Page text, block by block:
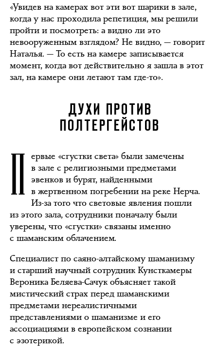
«Увидев на камерах вот эти вот шарики в зале,
когда у нас проходила репетиция, мы решили
пройти и посмотреть: а видно ли это
невооруженным взглядом? Не видно, — говорит
Наталья. — То есть на камере записывается
момент, когда вот действительно я зашла в этот
зал, на камере они летают там где-то».
ДУХИ ПРОТИВ
ПОЛТЕРГЕЙСТОВ
П ервые «сгустки света» были замечены
в зале с религиозными предметами
эвенков и бурят, найденными
в жертвенном погребении на реке Нерча.
Из-за того что световые явления пошли
из этого зала, сотрудники поначалу были
уверены, что «сгустки» связаны именно
с шаманским облачением.
Специалист по саяно-алтайскому шаманизму
и старший научный сотрудник Кунсткамеры
Вероника Беляева-Сачук объясняет такой
мистический страх перед шаманскими
предметами нереалистичными
представлениями о шаманизме и его
ассоциациями в европейском сознании
с эзотерикой.